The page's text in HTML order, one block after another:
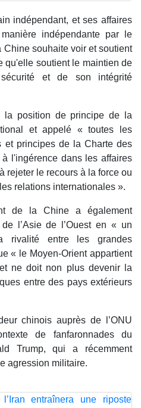
indépendant, et ses affaires
indépendante par le
souhaite voir et soutient
qu'elle soutient le maintien de
et de son intégrité
la position de principe de la
et appelé « toutes les
et principes de la Charte des
à l'ingérence dans les affaires
rejeter le recours à la force ou
relations internationales ».
de la Chine a également
l’Asie de l’Ouest en « un
rivalité entre les grandes
« le Moyen-Orient appartient
ne doit non plus devenir la
entre des pays extérieurs
chinois auprès de l’ONU
de fanfaronnades du
Trump, qui a récemment
agression militaire.